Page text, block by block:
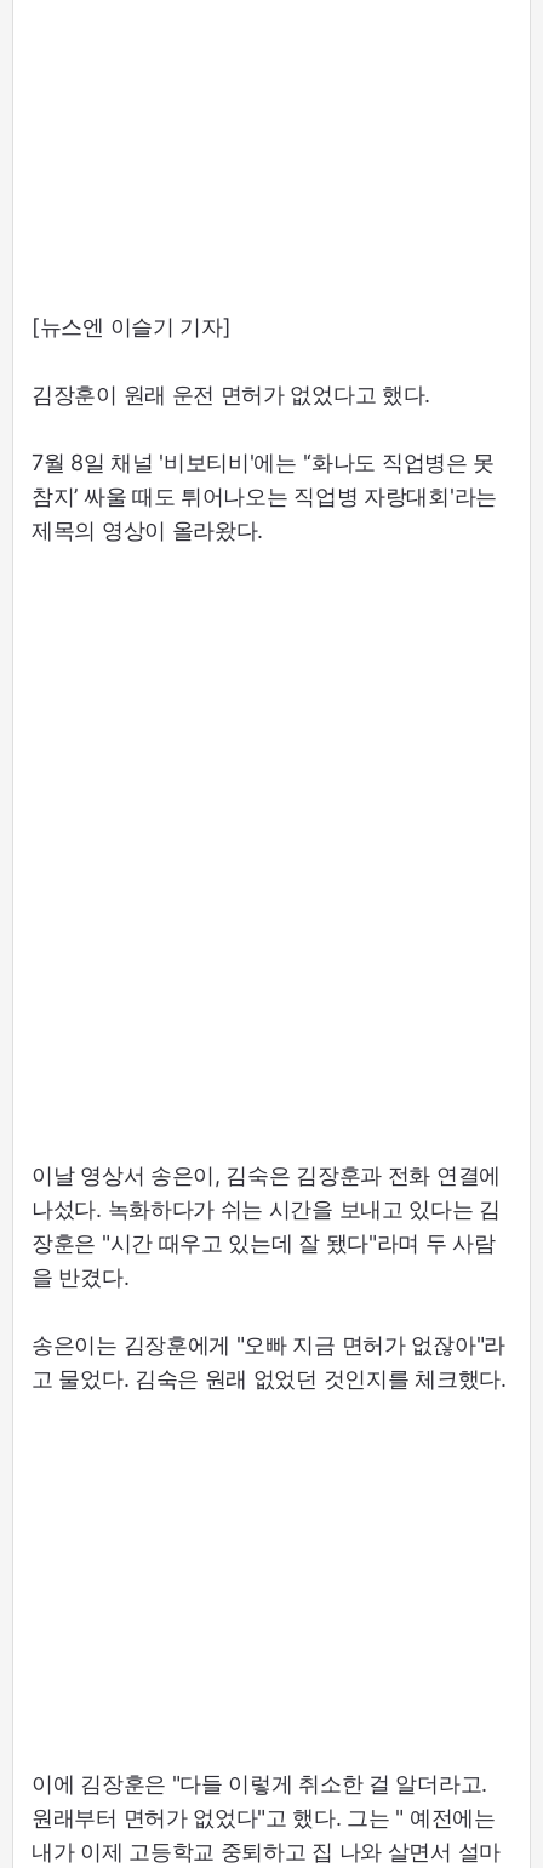
[뉴스엔 이슬기 기자]
김장훈이 원래 운전 면허가 없었다고 했다.
7월 8일 채널 '비보티비'에는 '‘화나도 직업병은 못
참지’ 싸울 때도 튀어나오는 직업병 자랑대회'라는
제목의 영상이 올라왔다.
이날 영상서 송은이, 김숙은 김장훈과 전화 연결에
나섰다. 녹화하다가 쉬는 시간을 보내고 있다는 김
장훈은 "시간 때우고 있는데 잘 됐다"라며 두 사람
을 반겼다.
송은이는 김장훈에게 "오빠 지금 면허가 없잖아"라
고 물었다. 김숙은 원래 없었던 것인지를 체크했다.
이에 김장훈은 "다들 이렇게 취소한 걸 알더라고.
원래부터 면허가 없었다"고 했다. 그는 " 예전에는
내가 이제 고등학교 중퇴하고 집 나와 살면서 설마